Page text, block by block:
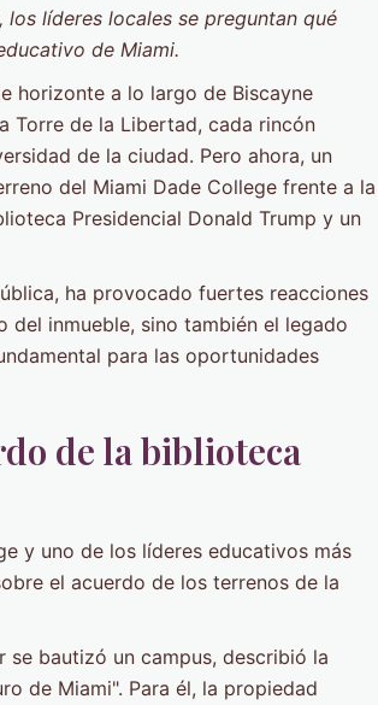
líderes locales se preguntan qué
de Miami.
horizonte a lo largo de Biscayne
Torre de la Libertad, cada rincón
de la ciudad. Pero ahora, un
del Miami Dade College frente a la
Presidencial Donald Trump y un
ha provocado fuertes reacciones
inmueble, sino también el legado
para las oportunidades
de la biblioteca
y uno de los líderes educativos más
el acuerdo de los terrenos de la
se bautizó un campus, describió la
de Miami". Para él, la propiedad